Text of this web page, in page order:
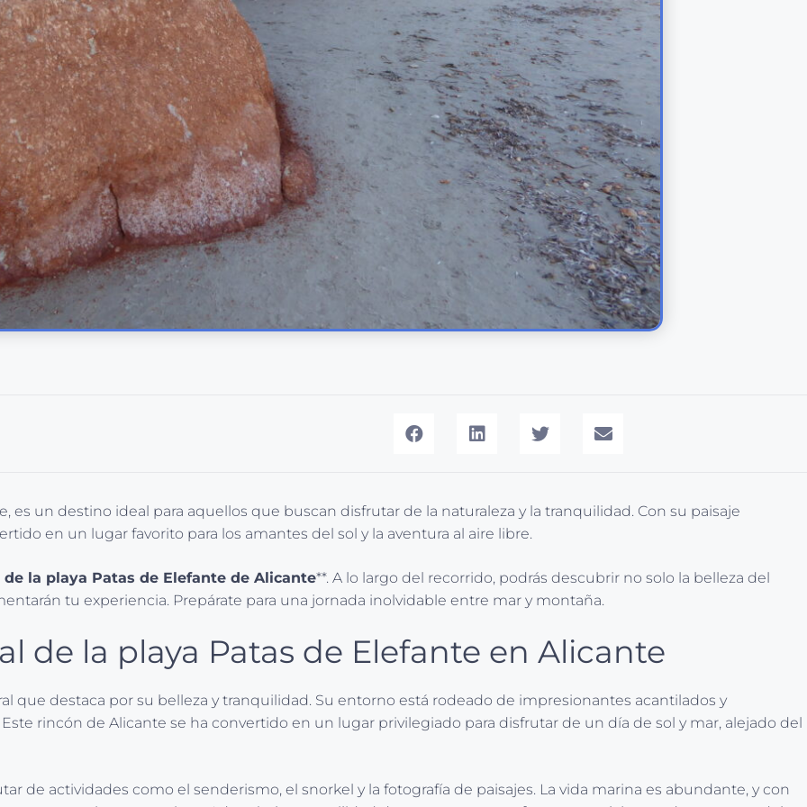
es un destino ideal para aquellos que buscan disfrutar de la naturaleza y la tranquilidad. Con su paisaje
en un lugar favorito para los amantes del sol y la aventura al aire libre.
de la playa Patas de Elefante de Alicante**. A lo largo del recorrido, podrás descubrir no solo la belleza del
tu experiencia. Prepárate para una jornada inolvidable entre mar y montaña.
de la playa Patas de Elefante en Alicante
que destaca por su belleza y tranquilidad. Su entorno está rodeado de impresionantes acantilados y
rincón de Alicante se ha convertido en un lugar privilegiado para disfrutar de un día de sol y mar, alejado del
de actividades como el senderismo, el snorkel y la fotografía de paisajes. La vida marina es abundante, y con